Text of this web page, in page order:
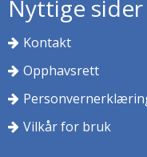
Nyttige sider
Kontakt
Opphavsrett
Vilkår for bruk